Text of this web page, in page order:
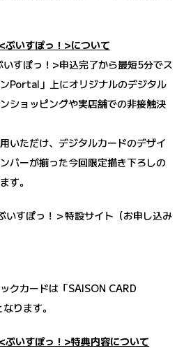
いすぽっ！>について
すぽっ！>申込完了から最短5分でス
Portal」上にオリジナルのデジタル
ショッピングや実店舗での非接触決
いただけ、デジタルカードのデザイ
バーが揃った今回限定描き下ろしの
す。
すぽっ！＞特設サイト（お申し込み
クカードは「SAISON CARD
ります。
いすぽっ！>特典内容について